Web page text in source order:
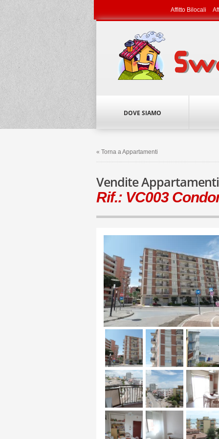
Affitto Bilocali
DOVE SIAMO
« Torna a Appartamenti
Vendite Appartamenti
Rif.: VC003